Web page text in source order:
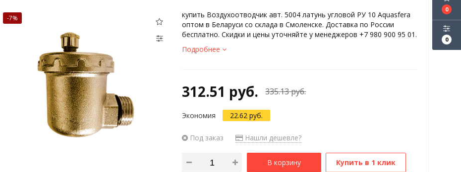
0
0
-7%
купить Воздухоотводчик авт. 5004 латунь угловой РУ 10 Aquasfera
оптом в Беларуси со склада в Смоленске. Доставка по России
бесплатно. Скидки и цены уточняйте у менеджеров +7 980 900 95 01.
Подробнее
312.51 руб. 335.13 руб.
Экономия 22.62 руб.
Под заказ Нашли дешевле?
В корзину Купить в 1 клик